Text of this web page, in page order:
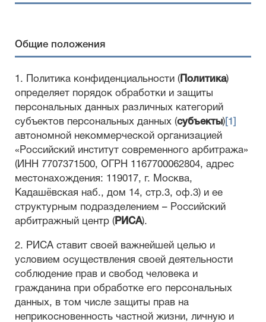
Общие положения
1. Политика конфиденциальности ( Политика)
определяет порядок обработки и защиты
персональных данных различных категорий
субъектов персональных данных (субъекты) [1]
автономной некоммерческой организацией
«Российский институт современного арбитража»
(ИНН 7707371500, ОГРН 1167700062804, адрес
местонахождения: 119017, г. Москва,
Кадашёвская наб., дом 14, стр.3, оф.3) и ее
структурным подразделением – Российский
арбитражный центр ( РИСА).
2. РИСА ставит своей важнейшей целью и
условием осуществления своей деятельности
соблюдение прав и свобод человека и
гражданина при обработке его персональных
данных, в том числе защиты прав на
неприкосновенность частной жизни, личную и